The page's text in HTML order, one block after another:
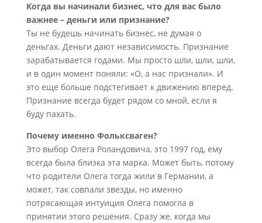
Когда вы начинали бизнес, что для вас было
важнее – деньги или признание?
Ты не будешь начинать бизнес, не думая о
деньгах. Деньги дают независимость. Признание
зарабатывается годами. Мы просто шли, шли, шли,
и в один момент поняли: «О, а нас признали». И
это еще больше подстегивает к движению вперед.
Признание всегда будет рядом со мной, если я
буду пахать.
Почему именно Фольксваген?
Это выбор Олега Роландовича, это 1997 год, ему
всегда была близка эта марка. Может быть, потому
что родители Олега тогда жили в Германии, а
может, так совпали звезды, но именно
потрясающая интуиция Олега помогла в
принятии этого решения. Сразу же, когда мы